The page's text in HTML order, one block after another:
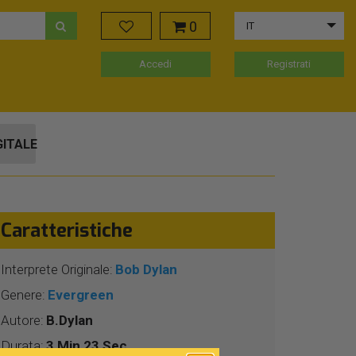
0 IT
Accedi Registrati
Caratteristiche
Interprete Originale: Bob Dylan
Genere: Evergreen
Autore: B.Dylan
Durata:3 Min 23 Sec